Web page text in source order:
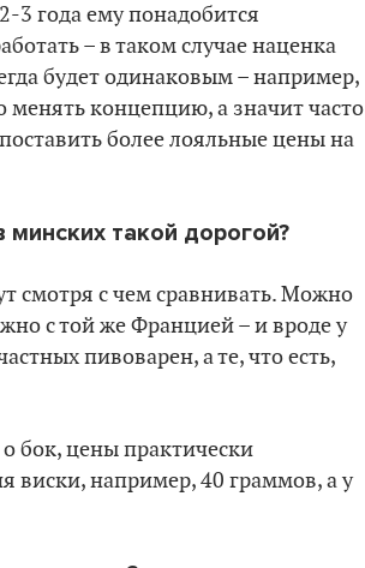
3 года ему понадобится
– в таком случае наценка
будет одинаковым – например,
менять концепцию, а значит часто
более лояльные цены на
такой дорогой?
смотря с чем сравнивать. Можно
с той же Францией – и вроде у
пивоварен, а те, что есть,
бок,ценыпрактически
виски, например, 40 граммов, а у